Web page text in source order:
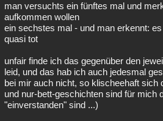
man versuchts ein fünftes mal und
aufkommen wollen
ein sechstes mal - und man erkennt:
quasi tot
unfair finde ich das gegenüber den
leid, und das hab ich auch jedesmal
bei mir auch nicht, so klischeehaft sich
und nur-bett-geschichten sind für mich
"einverstanden" sind ...)